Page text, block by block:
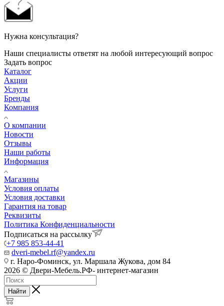
Нужна консультация?
Наши специалисты ответят на любой интересующий вопрос
Задать вопрос
Каталог
Акции
Услуги
Бренды
Компания
О компании
Новости
Отзывы
Наши работы
Информация
Магазины
Условия оплаты
Условия доставки
Гарантия на товар
Реквизиты
Политика Конфиденциальности
Подписаться на рассылку
+7 985 853-44-41
dveri-mebel.rf@yandex.ru
г. Наро-Фоминск, ул. Маршала Жукова, дом 84
2026 © Двери-Мебель.РФ- интернет-магазин
Найти